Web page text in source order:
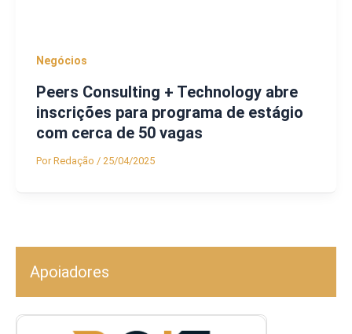
Negócios
Peers Consulting + Technology abre
inscrições para programa de estágio
com cerca de 50 vagas
PorRedação / 25/04/2025
Apoiadores